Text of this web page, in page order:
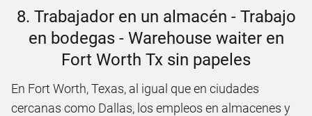
8. Trabajador en un almacén - Trabajo
en bodegas - Warehouse waiter en
Fort Worth Tx sin papeles
En Fort Worth, Texas, al igual que en ciudades
cercanas como Dallas, los empleos en almacenes y